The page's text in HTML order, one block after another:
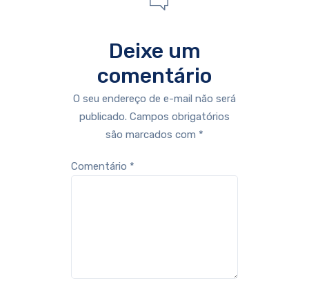
Deixe um
comentário
O seu endereço de e-mail não será
publicado. Campos obrigatórios
são marcados com *
Comentário *